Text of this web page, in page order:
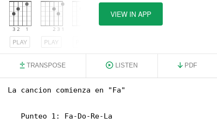
PLAY PLAY
VIEW IN APP
TRANSPOSE LISTEN PDF
La cancion comienza en "Fa"
   Punteo 1: Fa-Do-Re-La